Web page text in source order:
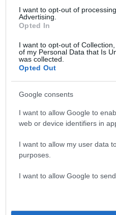
I want to opt-out of
Advertising.
Opted In
I want to opt-out of
of my Personal Data that Is
was collected.
Opted Out
Google consents
I want to allow Google to
web or device identifiers in
I want to allow my user data
purposes.
I want to allow Google to